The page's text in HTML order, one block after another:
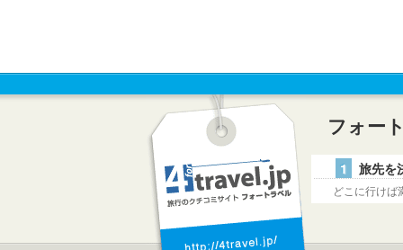
フォー
1 旅先を
どこに行けば